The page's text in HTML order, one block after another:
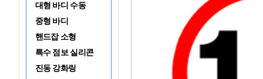
대형 바디 수동
중형 바디
핸드잡 소형
특수 점보 실리콘
진동 강화링